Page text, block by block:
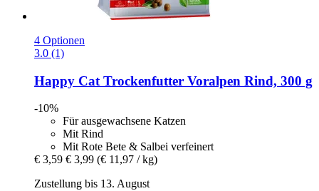
4 Optionen
3.0 (1)
Happy Cat Trockenfutter Voralpen Rind, 300 g
-10%
Für ausgewachsene Katzen
Mit Rind
Mit Rote Bete & Salbei verfeinert
€ 3,59 € 3,99 (€ 11,97 / kg)
Zustellung bis 13. August